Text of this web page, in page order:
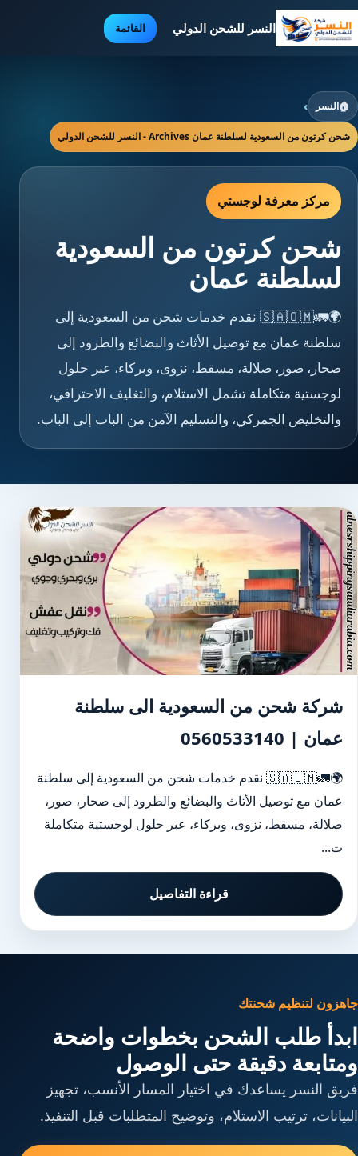
النسر للشحن الدولي القائمة
🏠النسر ›
شحن كرتون من السعودية لسلطنة عمان Archives - النسر للشحن الدولي
مركز معرفة لوجستي
شحن كرتون من السعودية
لسلطنة عمان
🌍🚛🇸🇦🇴🇲 نقدم خدمات شحن من السعودية إلى
سلطنة عمان مع توصيل الأثاث والبضائع والطرود إلى
صحار، صور، صلالة، مسقط، نزوى، وبركاء، عبر حلول
لوجستية متكاملة تشمل الاستلام، والتغليف الاحترافي،
والتخليص الجمركي، والتسليم الآمن من الباب إلى الباب.
شركة شحن من السعودية الى سلطنة
عمان | 0560533140
🌍🚛🇸🇦🇴🇲 نقدم خدمات شحن من السعودية إلى سلطنة
عمان مع توصيل الأثاث والبضائع والطرود إلى صحار، صور،
صلالة، مسقط، نزوى، وبركاء، عبر حلول لوجستية متكاملة
ت...
قراءة التفاصيل
جاهزون لتنظيم شحنتك
ابدأ طلب الشحن بخطوات واضحة
ومتابعة دقيقة حتى الوصول
فريق النسر يساعدك في اختيار المسار الأنسب، تجهيز
البيانات، ترتيب الاستلام، وتوضيح المتطلبات قبل التنفيذ.